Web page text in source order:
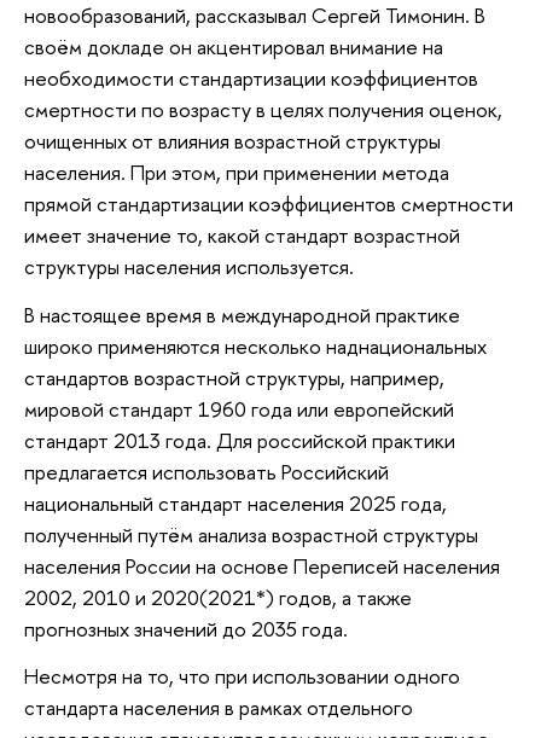
новообразований, рассказывал Сергей Тимонин. В
своём докладе он акцентировал внимание на
необходимости стандартизации коэффициентов
смертности по возрасту в целях получения оценок,
очищенных от влияния возрастной структуры
населения. При этом, при применении метода
прямой стандартизации коэффициентов смертности
имеет значение то, какой стандарт возрастной
структуры населения используется.
В настоящее время в международной практике
широко применяются несколько наднациональных
стандартов возрастной структуры, например,
мировой стандарт 1960 года или европейский
стандарт 2013 года. Для российской практики
предлагается использовать Российский
национальный стандарт населения 2025 года,
полученный путём анализа возрастной структуры
населения России на основе Переписей населения
2002, 2010 и 2020(2021*) годов, а также
прогнозных значений до 2035 года.
Несмотря на то, что при использовании одного
стандарта населения в рамках отдельного